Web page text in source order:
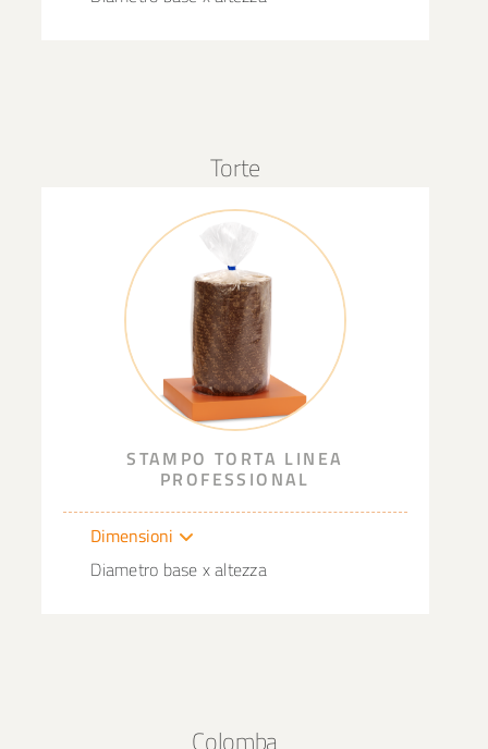
Torte
STAMPO TORTA LINEA
PROFESSIONAL
Dimensioni
Diametro base x altezza
Colomba